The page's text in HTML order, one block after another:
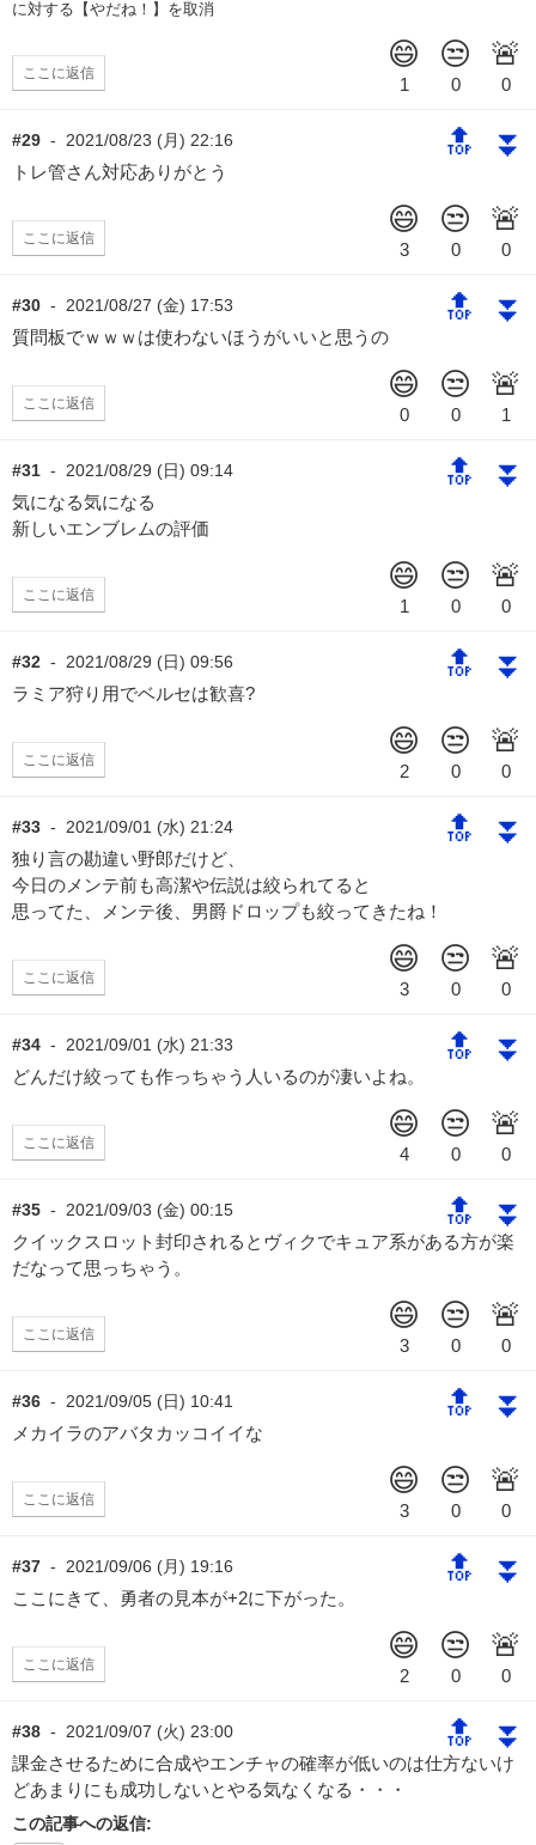
に対する【やだね！】を取消
ここに返信
#29 - 2021/08/23 (月) 22:16 🔝 ⏬
トレ管さん対応ありがとう
ここに返信
#30 - 2021/08/27 (金) 17:53 🔝 ⏬
質問板でｗｗｗは使わないほうがいいと思うの
ここに返信
#31 - 2021/08/29 (日) 09:14 🔝 ⏬
気になる気になる
新しいエンブレムの評価
ここに返信
#32 - 2021/08/29 (日) 09:56 🔝 ⏬
ラミア狩り用でベルセは歓喜?
ここに返信
#33 - 2021/09/01 (水) 21:24 🔝 ⏬
独り言の勘違い野郎だけど、
今日のメンテ前も高潔や伝説は絞られてると
思ってた、メンテ後、男爵ドロップも絞ってきたね！
ここに返信
#34 - 2021/09/01 (水) 21:33 🔝 ⏬
どんだけ絞っても作っちゃう人いるのが凄いよね。
ここに返信
#35 - 2021/09/03 (金) 00:15 🔝 ⏬
クイックスロット封印されるとヴィクでキュア系がある方が楽
だなって思っちゃう。
ここに返信
#36 - 2021/09/05 (日) 10:41 🔝 ⏬
メカイラのアバタカッコイイな
ここに返信
#37 - 2021/09/06 (月) 19:16 🔝 ⏬
ここにきて、勇者の見本が+2に下がった。
ここに返信
#38 - 2021/09/07 (火) 23:00 🔝 ⏬
課金させるために合成やエンチャの確率が低いのは仕方ないけ
どあまりにも成功しないとやる気なくなる・・・
この記事への返信: